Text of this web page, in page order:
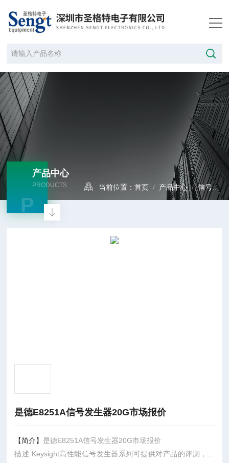
产品中心
PRODUCTS
P
当前位置：首页 / 产品中心/信号发生器
是德E8251A信号发生器20G市场报价
【简介】 是德E8251A信号发生器20G市场报价
描述 Keysight高性能信号发生器系列可提供对产品的评测，并